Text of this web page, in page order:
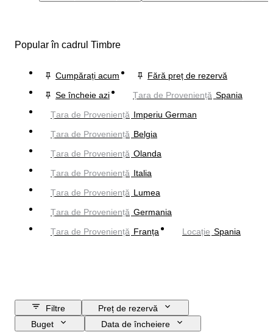
Popular în cadrul Timbre
Cumpărați acum
Fără preț de rezervă
Se încheie azi
Țara de Proveniență Spania
Țara de Proveniență Imperiu German
Țara de Proveniență Belgia
Țara de Proveniență Olanda
Țara de Proveniență Italia
Țara de Proveniență Lumea
Țara de Proveniență Germania
Țara de Proveniență Franța Locație Spania
Filtre
Preț de rezervă
Buget
Data de încheiere